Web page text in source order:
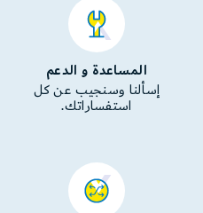
المساعدة و الدعم
إسألنا وسنجيب عن كل
استفساراتك.